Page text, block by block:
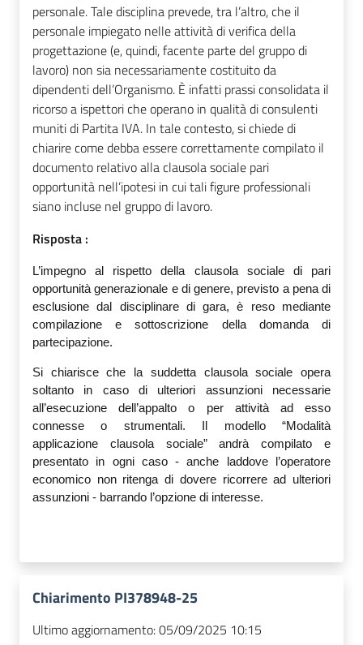
personale. Tale disciplina prevede, tra l’altro, che il
personale impiegato nelle attività di verifica della
progettazione (e, quindi, facente parte del gruppo di
lavoro) non sia necessariamente costituito da
dipendenti dell’Organismo. È infatti prassi consolidata il
ricorso a ispettori che operano in qualità di consulenti
muniti di Partita IVA. In tale contesto, si chiede di
chiarire come debba essere correttamente compilato il
documento relativo alla clausola sociale pari
opportunità nell’ipotesi in cui tali figure professionali
siano incluse nel gruppo di lavoro.
Risposta :
L’impegno al rispetto della clausola sociale di pari
opportunità generazionale e di genere, previsto a pena di
esclusione dal disciplinare di gara, è reso mediante
compilazione e sottoscrizione della domanda di
partecipazione.
Si chiarisce che la suddetta clausola sociale opera
soltanto in caso di ulteriori assunzioni necessarie
all’esecuzione dell’appalto o per attività ad esso
connesse o strumentali. Il modello “Modalità
applicazione clausola sociale” andrà compilato e
presentato in ogni caso - anche laddove l’operatore
economico non ritenga di dovere ricorrere ad ulteriori
assunzioni - barrando l’opzione di interesse.
Chiarimento PI378948-25
Ultimo aggiornamento:05/09/2025 10:15